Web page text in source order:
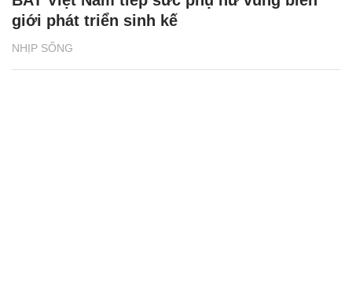
NHỊP SỐNG
giới phát triển sinh kế